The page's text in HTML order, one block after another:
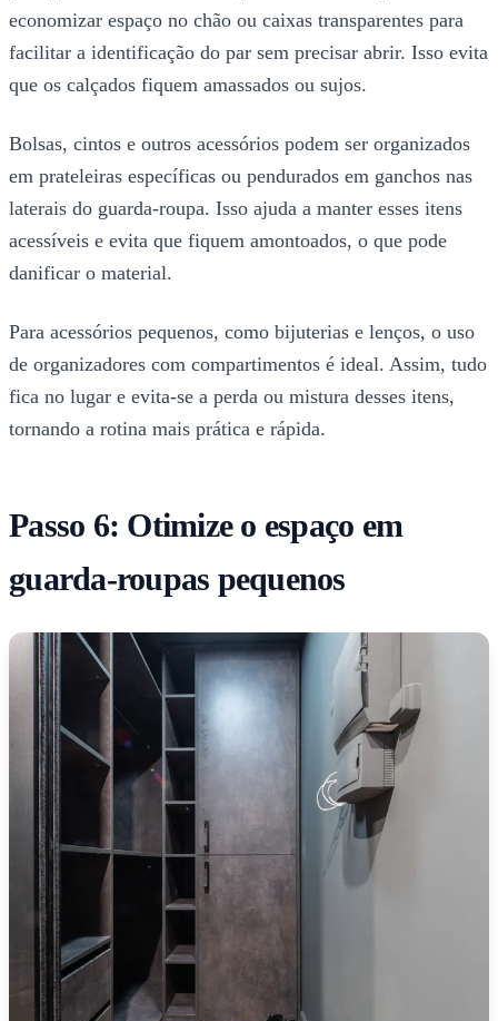
economizar espaço no chão ou caixas transparentes para
facilitar a identificação do par sem precisar abrir. Isso evita
que os calçados fiquem amassados ou sujos.
Bolsas, cintos e outros acessórios podem ser organizados
em prateleiras específicas ou pendurados em ganchos nas
laterais do guarda-roupa. Isso ajuda a manter esses itens
acessíveis e evita que fiquem amontoados, o que pode
danificar o material.
Para acessórios pequenos, como bijuterias e lenços, o uso
de organizadores com compartimentos é ideal. Assim, tudo
fica no lugar e evita-se a perda ou mistura desses itens,
tornando a rotina mais prática e rápida.
Passo 6: Otimize o espaço em
guarda-roupas pequenos